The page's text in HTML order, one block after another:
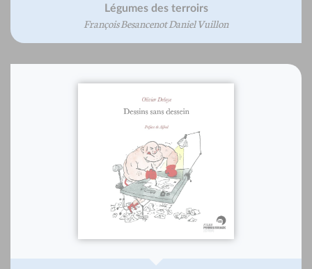
Légumes des terroirs
François Besancenot Daniel Vuillon